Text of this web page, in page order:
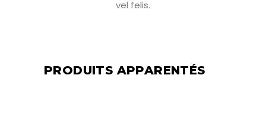
vel felis.
PRODUITS APPARENTÉS